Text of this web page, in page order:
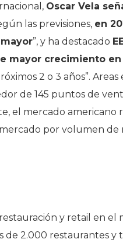
Oscar Vela
las previsiones, en
”, y ha destacado
mayor crecimiento
2 o 3 años”.
de 145 puntos de
el mercado americano
por volumen de
y retail en el
de 2.000 restaurantes y